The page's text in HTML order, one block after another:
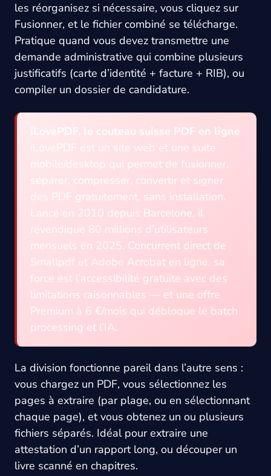
les réorganisez si nécessaire, vous cliquez sur
Fusionner, et le fichier combiné se télécharge.
Pratique quand vous devez transmettre une
demande administrative qui combine plusieurs
justificatifs (carte d’identité + facture + RIB), ou
compiler un dossier de candidature.
iLovePDF, le couteau suisse PDF en ligne
iLovePDF est un site web et une suite
mobile/desktop qui permet de fusionner,
séparer, compresser, convertir et signer
des PDF gratuitement, sans installation.
Lancé en 2010 depuis Barcelone, il
revendique 80 millions d’utilisateurs
mensuels en 2025. Concurrent direct de
Smallpdf et Adobe Acrobat en ligne, sa
force est l’accessibilité gratuite avec des
limitations raisonnables — et une offre
Premium à 6 €/mois qui débloque le batch
processing et l’IA.
La division fonctionne pareil dans l’autre sens :
vous chargez un PDF, vous sélectionnez les
pages à extraire (par plage, ou en sélectionnant
chaque page), et vous obtenez un ou plusieurs
fichiers séparés. Idéal pour extraire une
attestation d’un rapport long, ou découper un
livre scanné en chapitres.